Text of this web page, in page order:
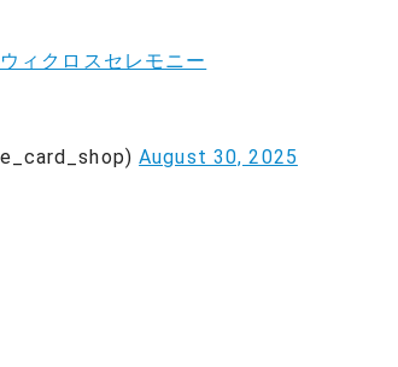
ィクロスセレモニー
August 30, 2025